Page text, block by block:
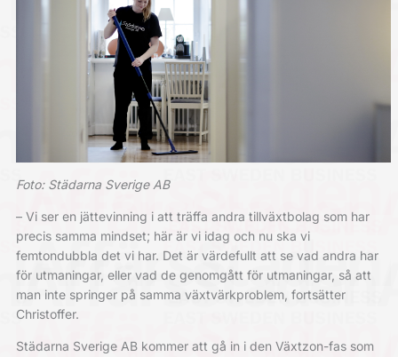
Foto: Städarna Sverige AB
– Vi ser en jättevinning i att träffa andra tillväxtbolag som har
precis samma mindset; här är vi idag och nu ska vi
femtondubbla det vi har. Det är värdefullt att se vad andra har
för utmaningar, eller vad de genomgått för utmaningar, så att
man inte springer på samma växtvärkproblem, fortsätter
Christoffer.
Städarna Sverige AB kommer att gå in i den Växtzon-fas som